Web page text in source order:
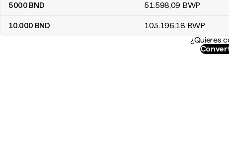
5000 BND 51.598,09 BWP
10.000 BND 103.196,18 BWP
¿Quieres